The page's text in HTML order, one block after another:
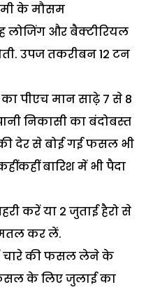
के मौसम
लोजिंग और बैक्टीरियल
उपज तकरीबन 12 टन
का पीएच मान साढे़ 7 से 8
निकासी का बंदोबस्त
देर से बोई गई फसल भी
बारिश में भी पैदा
करें या 2 जुताई हैरो से
कर लें.
चारे की फसल लेने के
के लिए जुलाई का